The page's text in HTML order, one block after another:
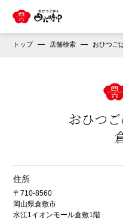
トップ 店舗検索 おひつご
おひつ
住所
〒710-8560
岡山県倉敷市
水江1イオンモール倉敷1階